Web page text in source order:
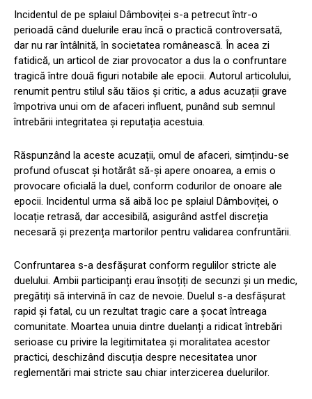
Incidentul de pe splaiul Dâmboviței s-a petrecut într-o
perioadă când duelurile erau încă o practică controversată,
dar nu rar întâlnită, în societatea românească. În acea zi
fatidică, un articol de ziar provocator a dus la o confruntare
tragică între două figuri notabile ale epocii. Autorul articolului,
renumit pentru stilul său tăios și critic, a adus acuzații grave
împotriva unui om de afaceri influent, punând sub semnul
întrebării integritatea și reputația acestuia.
Răspunzând la aceste acuzații, omul de afaceri, simțindu-se
profund ofuscat și hotărât să-și apere onoarea, a emis o
provocare oficială la duel, conform codurilor de onoare ale
epocii. Incidentul urma să aibă loc pe splaiul Dâmboviței, o
locație retrasă, dar accesibilă, asigurând astfel discreția
necesară și prezența martorilor pentru validarea confruntării.
Confruntarea s-a desfășurat conform regulilor stricte ale
duelului. Ambii participanți erau însoțiți de secunzi și un medic,
pregătiți să intervină în caz de nevoie. Duelul s-a desfășurat
rapid și fatal, cu un rezultat tragic care a șocat întreaga
comunitate. Moartea unuia dintre duelanți a ridicat întrebări
serioase cu privire la legitimitatea și moralitatea acestor
practici, deschizând discuția despre necesitatea unor
reglementări mai stricte sau chiar interzicerea duelurilor.